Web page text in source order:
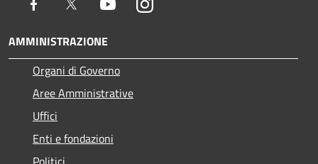
AMMINISTRAZIONE
Organi di Governo
Aree Amministrative
Uffici
Enti e fondazioni